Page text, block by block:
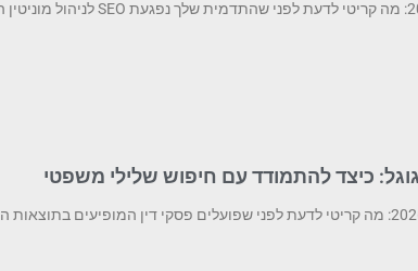
כיצד להתמודד עם חיפוש שלילי משפטי